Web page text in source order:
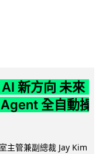
新方向 未來
全自動操
主管兼副總裁 Jay Kim